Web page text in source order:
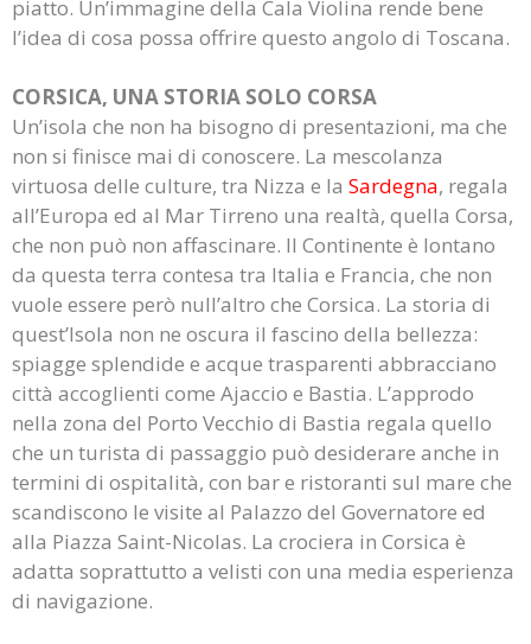
piatto. Un’immagine della Cala Violina rende bene
l’idea di cosa possa offrire questo angolo di Toscana.
CORSICA, UNA STORIA SOLO CORSA
Un’isola che non ha bisogno di presentazioni, ma che
non si finisce mai di conoscere. La mescolanza
virtuosa delle culture, tra Nizza e la Sardegna, regala
all’Europa ed al Mar Tirreno una realtà, quella Corsa,
che non può non affascinare. Il Continente è lontano
da questa terra contesa tra Italia e Francia, che non
vuole essere però null’altro che Corsica. La storia di
quest’Isola non ne oscura il fascino della bellezza:
spiagge splendide e acque trasparenti abbracciano
città accoglienti come Ajaccio e Bastia. L’approdo
nella zona del Porto Vecchio di Bastia regala quello
che un turista di passaggio può desiderare anche in
termini di ospitalità, con bar e ristoranti sul mare che
scandiscono le visite al Palazzo del Governatore ed
alla Piazza Saint-Nicolas. La crociera in Corsica è
adatta soprattutto a velisti con una media esperienza
di navigazione.